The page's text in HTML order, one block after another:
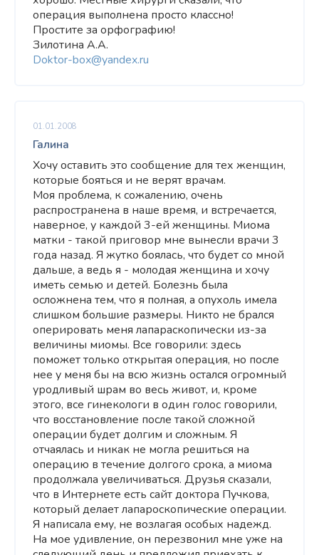
операция выполнена просто классно!
Простите за орфографию!
Зилотина А.А.
Doktor-box@yandex.ru
01.01.2008
Галина
Хочу оставить это сообщение для тех женщин,
которые бояться и не верят врачам.
Моя проблема, к сожалению, очень
распространена в наше время, и встречается,
наверное, у каждой 3-ей женщины. Миома
матки - такой приговор мне вынесли врачи 3
года назад. Я жутко боялась, что будет со мной
дальше, а ведь я - молодая женщина и хочу
иметь семью и детей. Болезнь была
осложнена тем, что я полная, а опухоль имела
слишком большие размеры. Никто не брался
оперировать меня лапараскопически из-за
величины миомы. Все говорили: здесь
поможет только открытая операция, но после
нее у меня бы на всю жизнь остался огромный
уродливый шрам во весь живот, и, кроме
этого, все гинекологи в один голос говорили,
что восстановление после такой сложной
операции будет долгим и сложным. Я
отчаялась и никак не могла решиться на
операцию в течение долгого срока, а миома
продолжала увеличиваться. Друзья сказали,
что в Интернете есть сайт доктора Пучкова,
который делает лапароскопические операции.
Я написала ему, не возлагая особых надежд.
На мое удивление, он перезвонил мне уже на